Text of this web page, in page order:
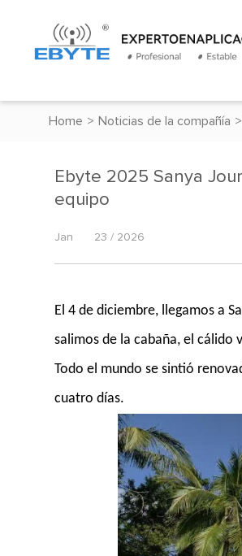
Home > Noticias de la compañía >
Ebyte 2025 Sanya
equipo
Jan 23 / 2026
El 4 de diciembre, llegamos a
salimos de la cabaña, el cálido
Todo el mundo se sintió
cuatro días.